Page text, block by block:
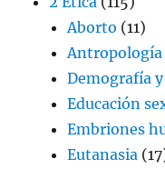
Aborto (11)
Antropología
Demografía
Educación
Embriones
Eutanasia